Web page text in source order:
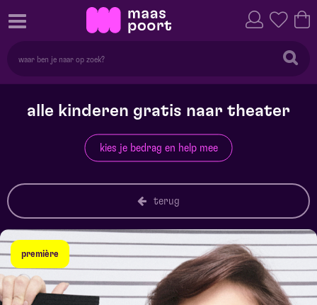
alle kinderen gratis naar theater
kies je bedrag en help mee
terug
première